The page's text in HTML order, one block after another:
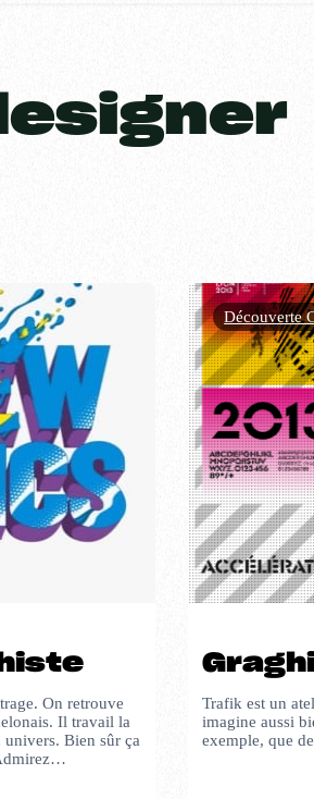
On retrouve
Il travail la
Bien sûr ça
Trafik est un
imagine aussi
exemple, que
Découverte